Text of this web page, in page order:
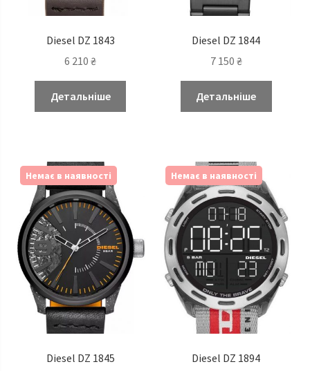
Diesel DZ 1843
6 210₴
Детальніше
Diesel DZ 1844
7 150 ₴
Детальніше
Немає в наявності
Diesel DZ 1845
Немає в наявності
Diesel DZ 1894